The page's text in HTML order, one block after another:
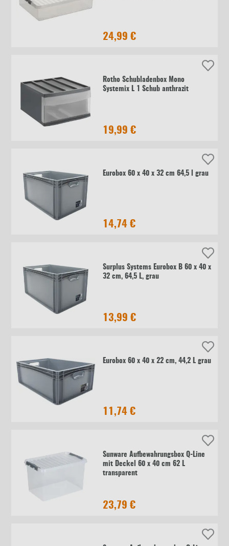
24,99 €
Rotho Schubladenbox Mono
Systemix L 1 Schub anthrazit
19,99 €
Eurobox 60 x 40 x 32 cm 64,5 l grau
14,74 €
Surplus Systems Eurobox B 60 x 40 x
32 cm, 64,5 L, grau
13,99 €
Eurobox 60 x 40 x 22 cm, 44,2 L grau
11,74 €
Sunware Aufbewahrungsbox Q-Line
mit Deckel 60 x 40 cm 62 L
transparent
23,79 €